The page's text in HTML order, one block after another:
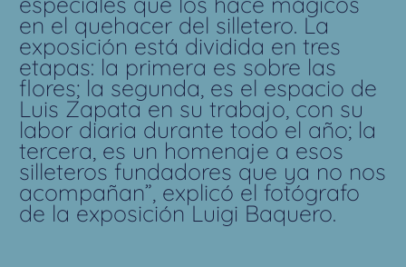
en el quehacer del silletero. La
exposición está dividida en tres
etapas: la primera es sobre las
flores; la segunda, es el espacio de
Luis Zapata en su trabajo, con su
labor diaria durante todo el año; la
tercera, es un homenaje a esos
silleteros fundadores que ya no nos
acompañan”, explicó el fotógrafo
de la exposición Luigi Baquero.